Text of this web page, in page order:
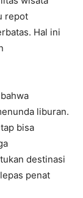
repot
Hal ini
liburan.
bisa
destinasi
penat